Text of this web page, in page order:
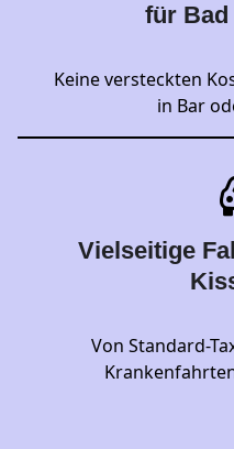
für
Keine versteckten
in Bar
Vielseitige
Von Standard-